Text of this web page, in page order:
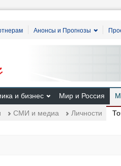
Анонсы и Прогнозы
и бизнес Мир и Россия
СМИ и медиа Личности